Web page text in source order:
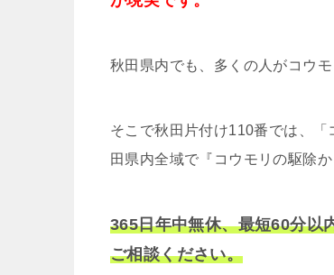
秋田県内でも、多くの人がコウ
そこで秋田片付け110番では、
田県内全域で『コウモリの駆除
365日年中無休、最短60分以
ご相談ください。